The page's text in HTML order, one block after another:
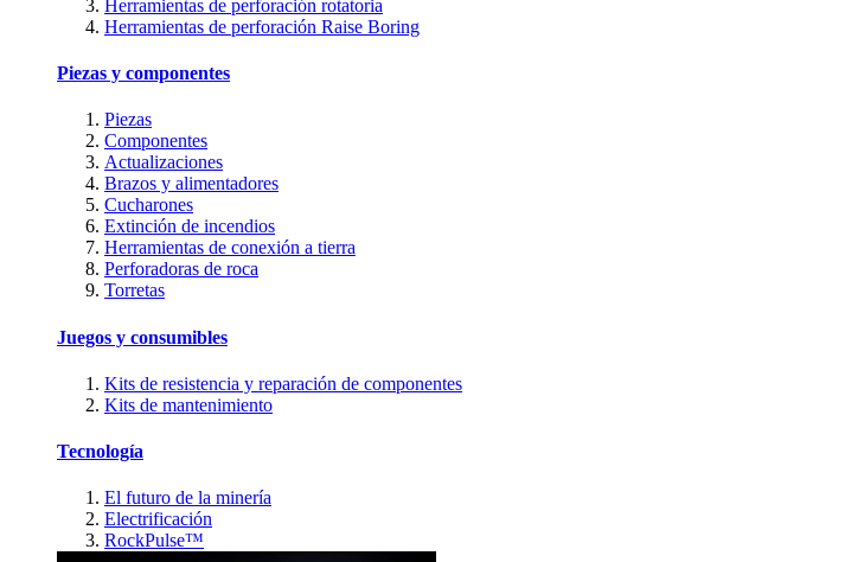
Herramientas de perforación rotatoria
Herramientas de perforación Raise Boring
Piezas y componentes
Piezas
Componentes
Actualizaciones
Brazos y alimentadores
Cucharones
Extinción de incendios
Herramientas de conexión a tierra
Perforadoras de roca
Torretas
Juegos y consumibles
Kits de resistencia y reparación de componentes
Kits de mantenimiento
Tecnología
El futuro de la minería
Electrificación
RockPulse™